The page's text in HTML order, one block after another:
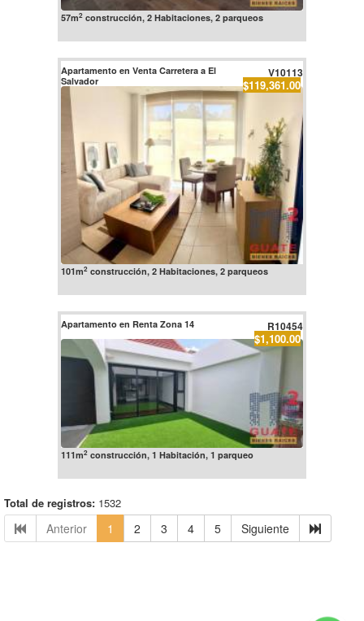
57m2construcción, 2 Habitaciones, 2 parqueos
Apartamento en Venta Carretera a El
Salvador
V10113
$119,361.00
101m2construcción, 2 Habitaciones, 2 parqueos
Apartamento en Renta Zona 14 R10454
$1,100.00
111m2construcción, 1 Habitación, 1 parqueo
Total de registros: 1532
Anterior 1 2 3 4 5 Siguiente